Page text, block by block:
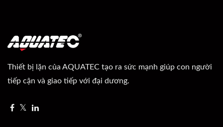
Thiết bị lặn của AQUATEC tạo ra sức mạnh giúp con người
tiếp cận và giao tiếp với đại dương.